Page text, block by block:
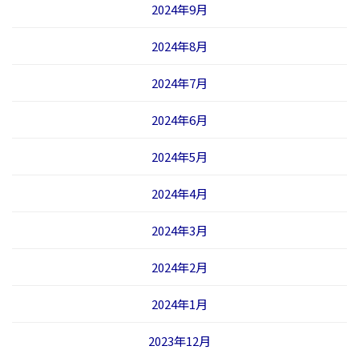
2024年9月
2024年8月
2024年7月
2024年6月
2024年5月
2024年4月
2024年3月
2024年2月
2024年1月
2023年12月